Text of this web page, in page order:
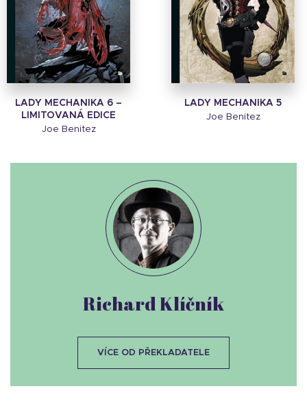
LADY MECHANIKA 6 –
LIMITOVANÁ EDICE
Joe Benitez
LADY MECHANIKA 5
Joe Benitez
Richard Klíčník
VÍCE OD PŘEKLADATELE